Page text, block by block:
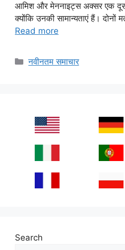
आमिश और मेननाइट्स अक्सर एक
क्योंकि उनकी सामान्यताएं हैं। दोनों
Read more
Categories
नवीनतम समाचार
Search